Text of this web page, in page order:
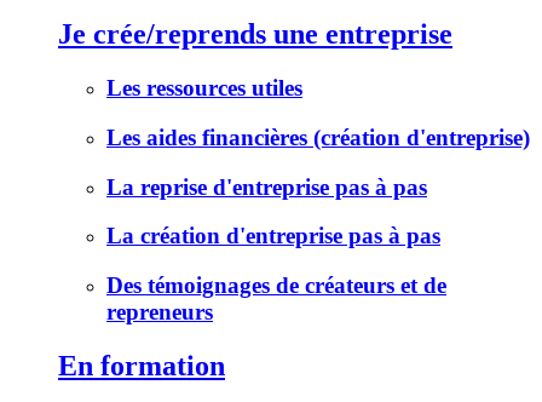
Je crée/reprends une entreprise
Les ressources utiles
Les aides financières (création d'entreprise)
La reprise d'entreprise pas à pas
La création d'entreprise pas à pas
Des témoignages de créateurs et de
repreneurs
En formation